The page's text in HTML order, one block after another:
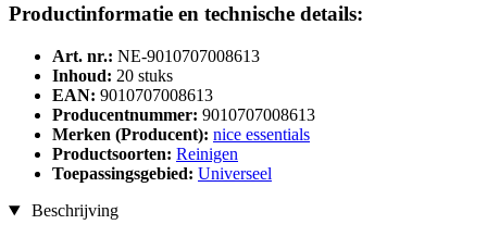
Productinformatie en technische details:
Art. nr.: NE-9010707008613
Inhoud: 20 stuks
EAN: 9010707008613
Producentnummer: 9010707008613
Merken (Producent): nice essentials
Productsoorten: Reinigen
Toepassingsgebied: Universeel
Beschrijving